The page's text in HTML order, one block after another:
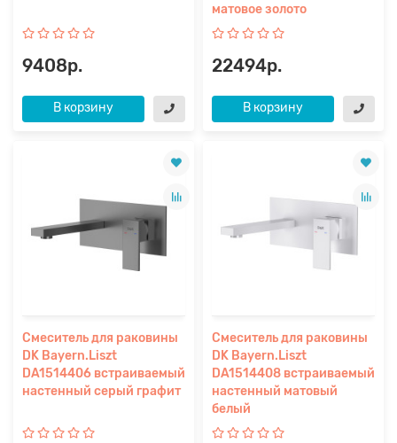
9408р.
В корзину
матовое золото
22494р.
В корзину
Смеситель для раковины
DK Bayern.Liszt
DA1514406 встраиваемый
настенный серый графит
Смеситель для раковины
DK Bayern.Liszt
DA1514408 встраиваемый
настенный матовый
белый